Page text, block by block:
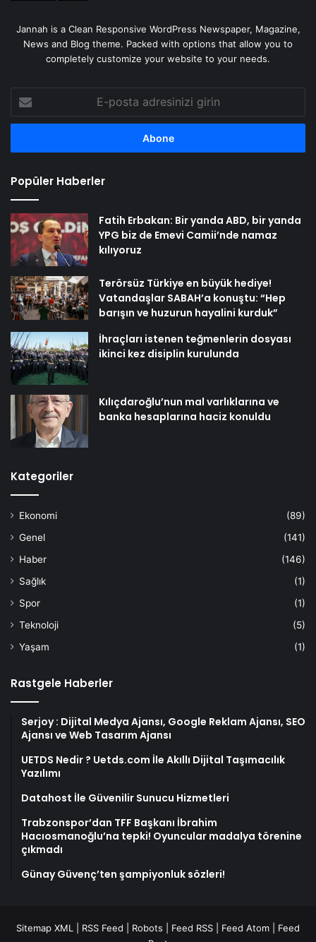
Jannah is a Clean Responsive WordPress Newspaper, Magazine,
News and Blog theme. Packed with options that allow you to
completely customize your website to your needs.
posta
adresinizi
Popüler Haberler
Fatih Erbakan: Bir yanda ABD, bir yanda
YPG biz de Emevi Camii’nde namaz
kılıyoruz
Terörsüz Türkiye en büyük hediye!
Vatandaşlar SABAH’a konuştu: “Hep
barışın ve huzurun hayalini kurduk”
İhraçları istenen teğmenlerin dosyası
ikinci kez disiplin kurulunda
Kılıçdaroğlu’nun mal varlıklarına ve
banka hesaplarına haciz konuldu
Kategoriler
Ekonomi
(89)
Genel
(141)
Haber
(146)
Sağlık
(1)
Spor
(1)
Teknoloji
(5)
Yaşam
(1)
Rastgele Haberler
Serjoy : Dijital Medya Ajansı, Google Reklam Ajansı, SEO
Ajansı ve Web Tasarım Ajansı
UETDS Nedir ? Uetds.com İle Akıllı Dijital Taşımacılık
Yazılımı
Datahost İle Güvenilir Sunucu Hizmetleri
Trabzonspor’dan TFF Başkanı İbrahim
Hacıosmanoğlu’na tepki! Oyuncular madalya törenine
çıkmadı
Günay Güvenç’ten şampiyonluk sözleri!
Sitemap XML RSS Feed Robots Feed RSS Feed Atom
Feed